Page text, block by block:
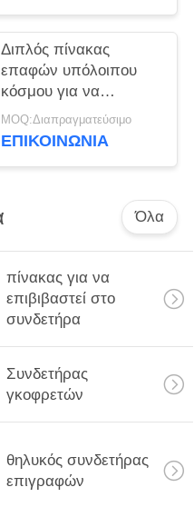
Διπλός πίνακας
επαφών υπόλοιπου
κόσμου για να
επιβιβαστεί στον
αρσενικό τύπο
MOQ:Διαπραγματεύσιμο
ΕΠΙΚΟΙΝΩΝΙΑ
Όλα
πίνακας για να
επιβιβαστεί στο
συνδετήρα
Συνδετήρας
γκοφρετών
θηλυκός συνδετήρας
επιγραφών